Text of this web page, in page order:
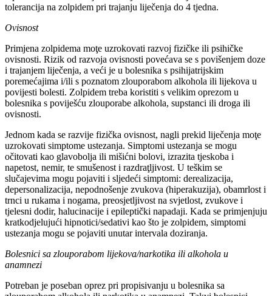
tolerancija na zolpidem pri trajanju liječenja do 4 tjedna.
Ovisnost
Primjena zolpidema moţe uzrokovati razvoj fizičke ili psihičke
ovisnosti. Rizik od razvoja ovisnosti povećava se s povišenjem doze
i trajanjem liječenja, a veći je u bolesnika s psihijatrijskim
poremećajima i/ili s poznatom zlouporabom alkohola ili lijekova u
povijesti bolesti. Zolpidem treba koristiti s velikim oprezom u
bolesnika s poviješću zlouporabe alkohola, supstanci ili droga ili
ovisnosti.
Jednom kada se razvije fizička ovisnost, nagli prekid liječenja moţe
uzrokovati simptome ustezanja. Simptomi ustezanja se mogu
očitovati kao glavobolja ili mišićni bolovi, izrazita tjeskoba i
napetost, nemir, te smušenost i razdraţljivost. U teškim se
slučajevima mogu pojaviti i sljedeći simptomi: derealizacija,
depersonalizacija, nepodnošenje zvukova (hiperakuzija), obamrlost i
trnci u rukama i nogama, preosjetljivost na svjetlost, zvukove i
tjelesni dodir, halucinacije i epileptički napadaji. Kada se primjenjuju
kratkodjelujući hipnotici/sedativi kao što je zolpidem, simptomi
ustezanja mogu se pojaviti unutar intervala doziranja.
Bolesnici sa zlouporabom lijekova/narkotika ili alkohola u
anamnezi
Potreban je poseban oprez pri propisivanju u bolesnika sa